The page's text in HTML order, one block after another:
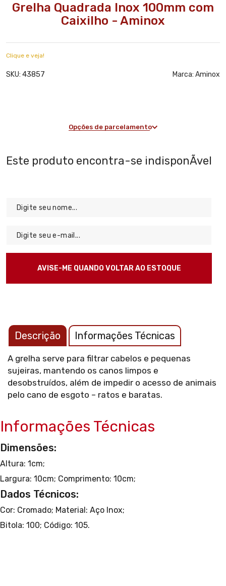
Grelha Quadrada Inox 100mm com
Caixilho - Aminox
Clique e veja!
SKU: 43857 Marca: Aminox
Opções de parcelamento
Descrição Informações Técnicas
A grelha serve para filtrar cabelos e pequenas
sujeiras, mantendo os canos limpos e
desobstruídos, além de impedir o acesso de animais
pelo cano de esgoto – ratos e baratas.
Informações Técnicas
Dimensões:
Altura: 1cm;
Largura: 10cm; Comprimento: 10cm;
Dados Técnicos:
Cor: Cromado; Material: Aço Inox;
Bitola: 100; Código: 105.